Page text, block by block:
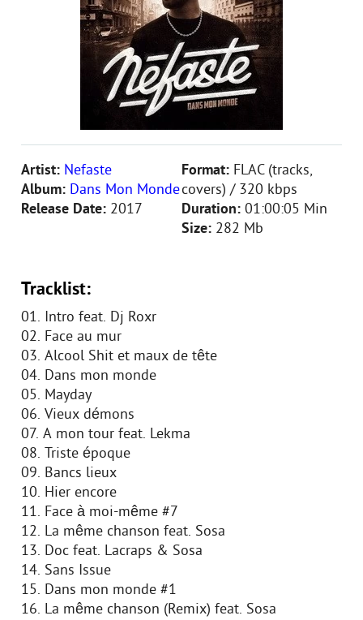
Artist: Nefaste
Album: Dans Mon Monde
Release Date: 2017
Format: FLAC (tracks,
covers) / 320 kbps
Duration: 01:00:05 Min
Size: 282 Mb
Tracklist:
01. Intro feat. Dj Roxr
02. Face au mur
03. Alcool Shit et maux de tête
04. Dans mon monde
05. Mayday
06. Vieux démons
07. A mon tour feat. Lekma
08. Triste époque
09. Bancs lieux
10. Hier encore
11. Face à moi-même #7
12. La même chanson feat. Sosa
13. Doc feat. Lacraps & Sosa
14. Sans Issue
15. Dans mon monde #1
16. La même chanson (Remix) feat. Sosa